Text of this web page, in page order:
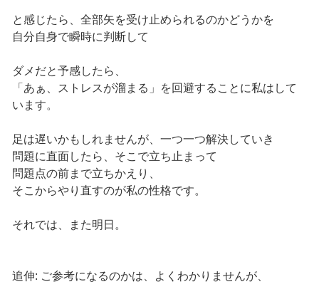
と感じたら、全部矢を受け止められるのかどうかを
自分自身で瞬時に判断して
ダメだと予感したら、
「あぁ、ストレスが溜まる」を回避することに私はして
います。
足は遅いかもしれませんが、一つ一つ解決していき
問題に直面したら、そこで立ち止まって
問題点の前まで立ちかえり、
そこからやり直すのが私の性格です。
それでは、また明日。
追伸: ご参考になるのかは、よくわかりませんが、